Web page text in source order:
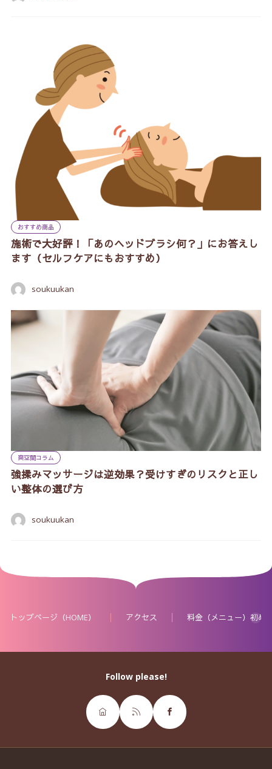
おすすめ商品
施術で大好評！「あのヘッドブラシ何？」にお答えし
ます（セルフケアにもおすすめ）
soukuukan
爽空間コラム
強揉みマッサージは逆効果？受けすぎのリスクと正し
い整体の選び方
soukuukan
トップページ（HOME） アクセス 料金（メニュー）初め
Follow please!